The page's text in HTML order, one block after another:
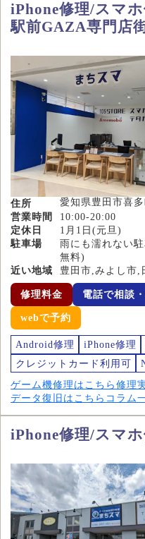
iPhone修理/スマ
駅前GAZA専門店
住所
愛知県豊田市喜
営業時間
10:00-20:00
定休日
1月1日(元旦)
駐車場
雨にも濡れない
無料)
近い地域
豊田市,みよし市,
修理料金 電話で相談
webで予約
Android修理 iPhone修理
クレジットカード利用可
ゲーム機修理はこちら 修理
データ復旧はこちら コラム
iPhone修理/スマ